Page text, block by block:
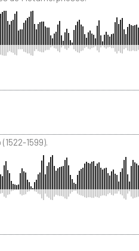
1599).